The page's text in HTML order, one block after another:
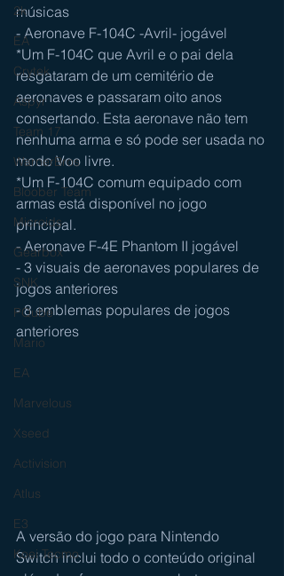
2k
EA
Crytek
Aspyr
Team 17
WarnerBros
Bloober Team
Microids
Gearbox
SNK
PQube
Mario
EA
Marvelous
Xseed
Activision
Atlus
E3
Koei Tecmo
músicas
- Aeronave F-104C -Avril- jogável
*Um F-104C que Avril e o pai dela
resgataram de um cemitério de
aeronaves e passaram oito anos
consertando. Esta aeronave não tem
nenhuma arma e só pode ser usada no
modo Voo livre.
*Um F-104C comum equipado com
armas está disponível no jogo
principal.
- Aeronave F-4E Phantom II jogável
- 3 visuais de aeronaves populares de
jogos anteriores
- 8 emblemas populares de jogos
anteriores
A versão do jogo para Nintendo
Switch inclui todo o conteúdo original